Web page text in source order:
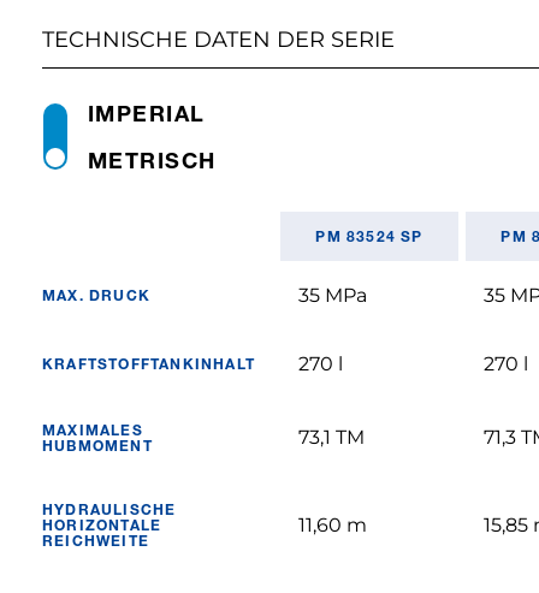
TECHNISCHE DATEN DER SERIE
METRISCH
IMPERIAL
PM 83524 SP PM
MAX. DRUCK 35 MPa 35
KRAFTSTOFFTANKINHALT 270 l 270 l
MAXIMALES
HUBMOMENT
73,1 TM 71,3
HYDRAULISCHE
HORIZONTALE
REICHWEITE
11,60 m 15,85